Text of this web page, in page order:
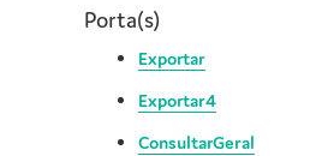
Porta(s)
Exportar
Exportar4
ConsultarGeral